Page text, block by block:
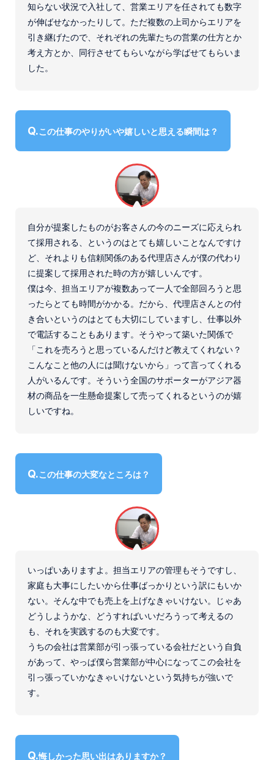
知らない状況で入社して、営業エリアを任されても数字
が伸ばせなかったりして。ただ複数の上司からエリアを
引き継げたので、それぞれの先輩たちの営業の仕方とか
考え方とか、同行させてもらいながら学ばせてもらいま
した。
この仕事のやりがいや嬉しいと思える瞬間は？
自分が提案したものがお客さんの今のニーズに応えられ
て採用される、というのはとても嬉しいことなんですけ
ど、それよりも信頼関係のある代理店さんが僕の代わり
に提案して採用された時の方が嬉しいんです。
僕は今、担当エリアが複数あって一人で全部回ろうと思
ったらとても時間がかかる。だから、代理店さんとの付
き合いというのはとても大切にしていますし、仕事以外
で電話することもあります。そうやって築いた関係で
「これを売ろうと思っているんだけど教えてくれない？
こんなこと他の人には聞けないから」って言ってくれる
人がいるんです。そういう全国のサポーターがアジア器
材の商品を一生懸命提案して売ってくれるというのが嬉
しいですね。
この仕事の大変なところは？
いっぱいありますよ。担当エリアの管理もそうですし、
家庭も大事にしたいから仕事ばっかりという訳にもいか
ない。そんな中でも売上を上げなきゃいけない。じゃあ
どうしようかな、どうすればいいだろうって考えるの
も、それを実践するのも大変です。
うちの会社は営業部が引っ張っている会社だという自負
があって、やっぱ僕ら営業部が中心になってこの会社を
引っ張っていかなきゃいけないという気持ちが強いで
す。
悔しかった思い出はありますか？